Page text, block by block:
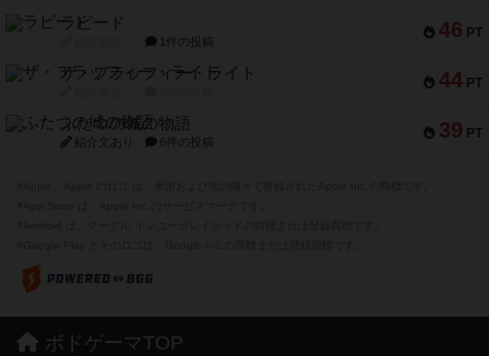
46 PT
ラピード
1件の投稿
44 PT
ザ・フラッフィー・ライト
39 PT
ふたつの城の物語
紹介文あり 6件の投稿
ボドゲーマTOP